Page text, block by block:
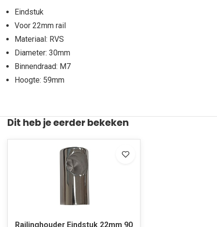
Eindstuk
Voor 22mm rail
Materiaal: RVS
Diameter: 30mm
Binnendraad: M7
Hoogte: 59mm
Dit heb je eerder bekeken
Railinghouder Eindstuk 22mm 90